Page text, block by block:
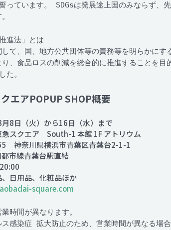
っています。 SDGsは発展途上国のみならず、
進法」とは
て、国、地方公共団体等の責務等を明らかに
り、食品ロスの削減を総合的に推進することを
た。
エアPOPUP SHOP概要
8日（火）から16日（水）まで
急スクエア South-1 本館 1F アトリウム
神奈川県横浜市青葉区青葉台2-1-1
市線青葉台駅直結
日用品、化粧品ほか
square.com
時間が異なります。
感染症 拡大防止のため、営業時間が異なる場合